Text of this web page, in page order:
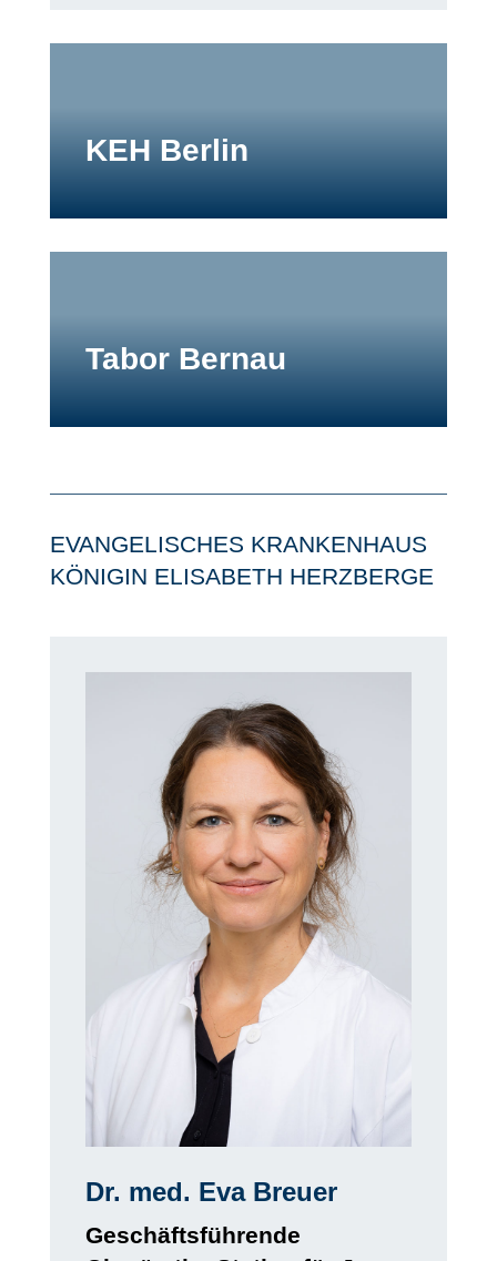
KEH Berlin
Tabor Bernau
EVANGELISCHES KRANKENHAUS
KÖNIGIN ELISABETH HERZBERGE
Dr. med. Eva Breuer
Geschäftsführende